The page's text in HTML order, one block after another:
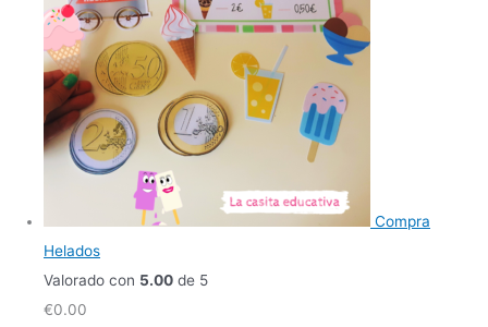
Compra
Helados
Valorado con 5.00 de 5
€0.00